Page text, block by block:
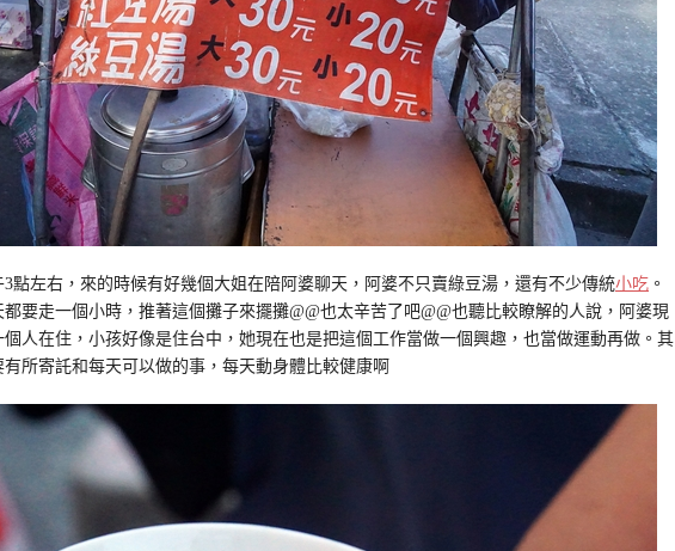
點左右，來的時候有好幾個大姐在陪阿婆聊天，阿婆不只賣綠豆湯，還有不少傳統小吃 。
要走一個小時，推著這個攤子來擺攤@@也太辛苦了吧@@也聽比較瞭解的人說，阿婆現
人在住，小孩好像是住台中，她現在也是把這個工作當做一個興趣，也當做運動再做。其
所寄託和每天可以做的事，每天動身體比較健康啊